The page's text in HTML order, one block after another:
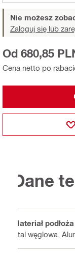
Nie możesz
Zaloguj się lub
Cena netto po
Od 680,85
Dane
Materiał podłoża
Stal węglowa,